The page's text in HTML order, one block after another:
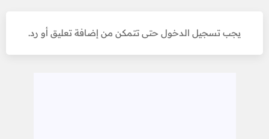
يجب تسجيل الدخول حتى تتمكن من إضافة تعليق أو رد.